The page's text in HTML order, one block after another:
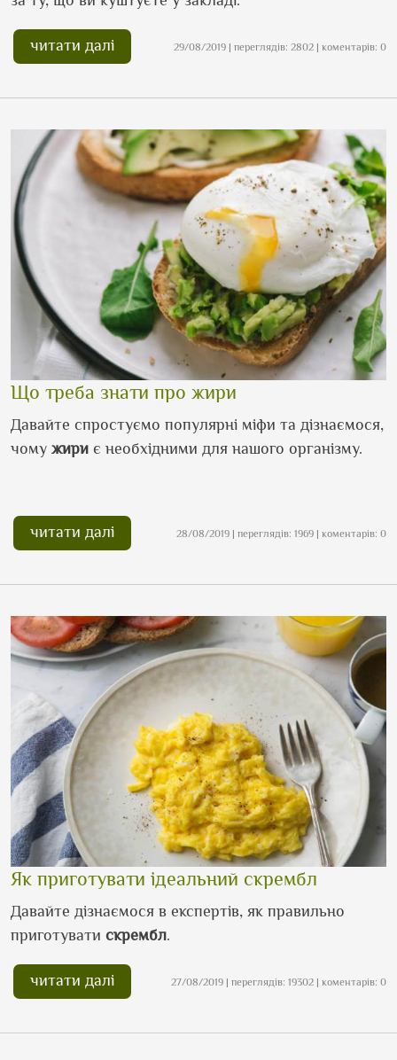
читати далі 29/08/2019 | переглядів: 2802 | коментарів: 0
Що треба знати про жири
Давайте спростуємо популярні міфи та дізнаємося,
чому жири є необхідними для нашого організму.
читати далі 28/08/2019 | переглядів: 1969 | коментарів: 0
Як приготувати ідеальний скрембл
Давайте дізнаємося в експертів, як правильно
приготувати скрембл.
читати далі 27/08/2019 | переглядів: 19302 | коментарів: 0